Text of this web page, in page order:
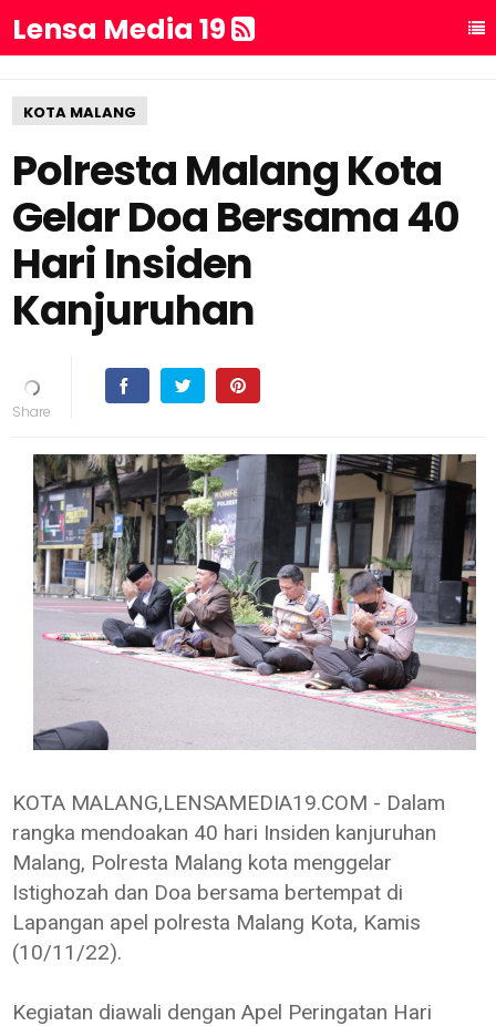
Lensa Media 19
KOTA MALANG
Polresta Malang Kota
Gelar Doa Bersama 40
Hari Insiden
Kanjuruhan
KOTA MALANG,LENSAMEDIA19.COM - Dalam
rangka mendoakan 40 hari Insiden kanjuruhan
Malang, Polresta Malang kota menggelar
Istighozah dan Doa bersama bertempat di
Lapangan apel polresta Malang Kota, Kamis
(10/11/22).
Kegiatan diawali dengan Apel Peringatan Hari